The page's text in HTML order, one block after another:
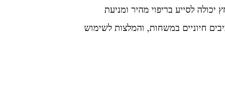
לסייע בריפוי מהיר ומניעת
חיוניים במשחות, והמלצות לשימוש